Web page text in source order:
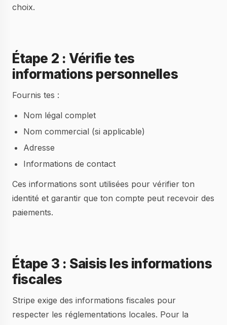
choix.
Étape 2 : Vérifie tes
informations personnelles
Fournis tes :
Nom légal complet
Nom commercial (si applicable)
Adresse
Informations de contact
Ces informations sont utilisées pour vérifier ton
identité et garantir que ton compte peut recevoir des
paiements.
Étape 3 : Saisis les informations
fiscales
Stripe exige des informations fiscales pour
respecter les réglementations locales. Pour la